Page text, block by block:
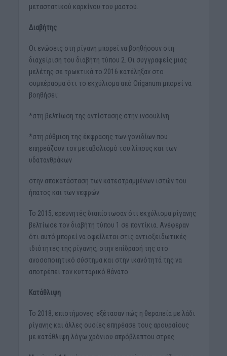
μεταστατικού καρκίνου του μαστού.
Διαβήτης
Οι ενώσεις στη ρίγανη μπορεί να βοηθήσουν στη
διαχείριση του διαβήτη τύπου 2. Οι συγγραφείς μιας
μελέτης σε τρωκτικά το 2016 κατέληξαν στο
συμπέρασμα ότι το εκχύλισμα από Origanum μπορεί να
βοηθήσει:
*στη βελτίωση της αντίστασης στην ινσουλίνη
*στη ρύθμιση της έκφρασης των γονιδίων που
επηρεάζουν τον μεταβολισμό του λίπους και των
υδατανθράκων
στην αποκατάσταση των κατεστραμμένων ιστών του
ήπατος και των νεφρών
Το 2015, ερευνητές διαπίστωσαν ότι εκχύλισμα ρίγανης
βελτίωσε τον διαβήτη τύπου 1 σε ποντίκια. Ανέφεραν
ότι αυτό μπορεί να οφείλεται στις αντιοξειδωτικές
ιδιότητες της ρίγανης, στην επίδρασή της στο
ανοσοποιητικό σύστημα και στην ικανότητά της να
αποτρέπει τον κυτταρικό θάνατο.
Κατάθλιψη
Το 2018, επιστήμονες εξέτασαν πώς η θεραπεία με λάδι
ρίγανης και άλλες ουσίες επηρέασε τους αρουραίους
με κατάθλιψη λόγω χρόνιου απρόβλεπτου στρες.